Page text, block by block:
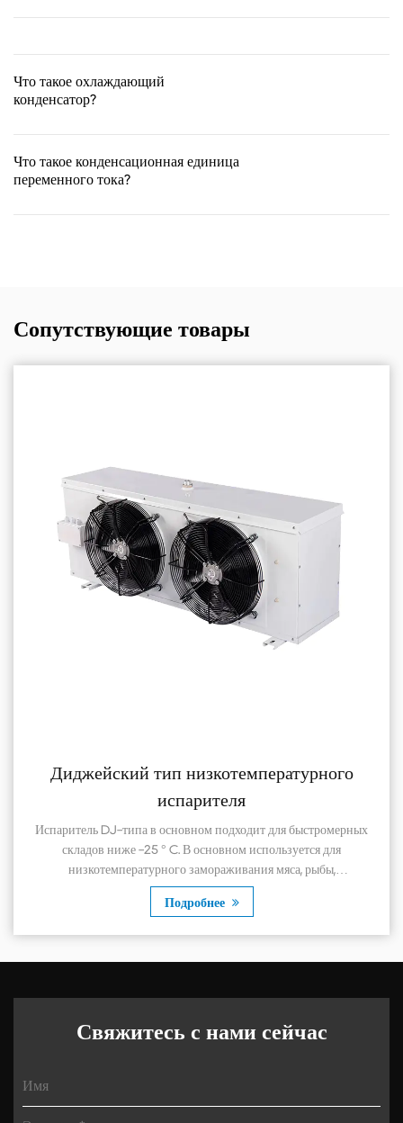
Что такое охлаждающий
конденсатор?
Что такое конденсационная единица
переменного тока?
Сопутствующие товары
Диджейский тип низкотемпературного
испарителя
Испаритель DJ-типа в основном подходит для быстромерных
складов ниже -25 ° C. В основном используется для
низкотемпературного замораживания мяса, рыбы,
замороженных продуктов, лекарств, лекарственн...
Подробнее
Свяжитесь с нами сейчас